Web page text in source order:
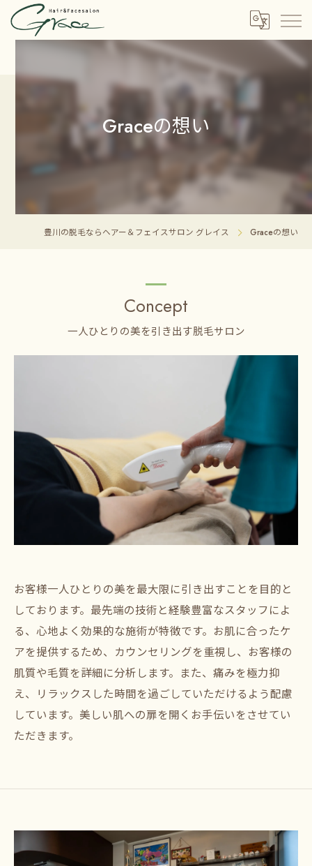
Graceの想い
豊川の脱毛ならヘアー＆フェイスサロン グレイス Graceの想い
一人ひとりの美を引き出す脱毛サロン
Concept
お客様一人ひとりの美を最大限に引き出すことを目的と
しております。最先端の技術と経験豊富なスタッフによ
る、心地よく効果的な施術が特徴です。お肌に合ったケ
アを提供するため、カウンセリングを重視し、お客様の
肌質や毛質を詳細に分析します。また、痛みを極力抑
え、リラックスした時間を過ごしていただけるよう配慮
しています。美しい肌への扉を開くお手伝いをさせてい
ただきます。